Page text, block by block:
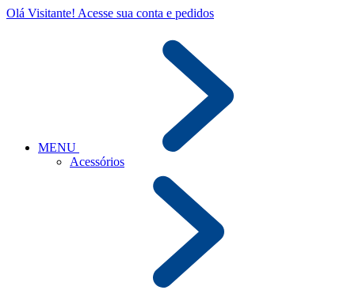
Olá Visitante! Acesse sua conta e pedidos
MENU
Acessórios